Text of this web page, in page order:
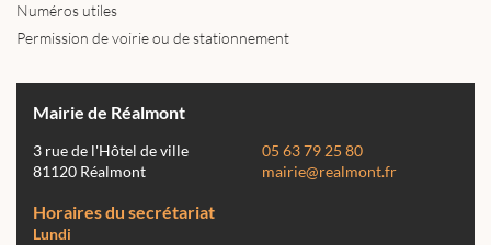
Numéros utiles
Permission de voirie ou de stationnement
Mairie de Réalmont
3 rue de l'Hôtel de ville
81120 Réalmont
05 63 79 25 80
mairie@realmont.fr
Horaires du secrétariat
Lundi